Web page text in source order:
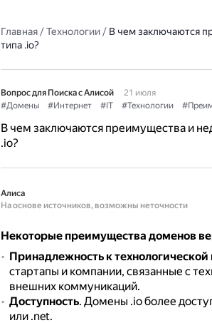
Главная/Технологии/ В чем заключаются
типа .io?
Вопрос для Поиска с Алисой
21 июля
#Домены
#Интернет #IT #Технологии
В чем заключаются преимущества и
.io?
Алиса
На основе источников, возможны неточности
Некоторые преимущества доменов
Принадлежность к
стартапы и компании, связанные с
внешних коммуникаций.
Доступность. Домены .io более
или .net.